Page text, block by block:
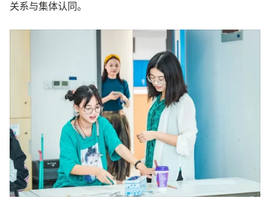
关系与集体认同。